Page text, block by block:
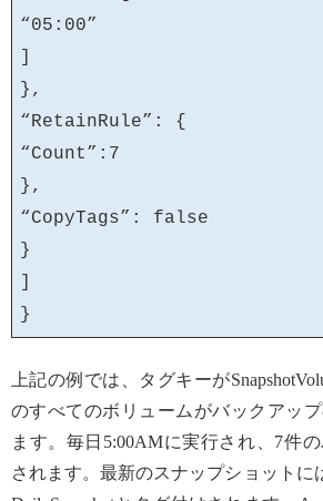
“05:00”
},
“RetainRule”: {
“Count”:7
},
“CopyTags”: false
}
}
上記の例では、タグキーが
のすべてのボリュームがバックアッ
ます。毎日5:00AMに実行され、7件
されます。最新のスナップショットに